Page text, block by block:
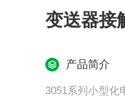
变送器接
产品简介
3051系列小型化